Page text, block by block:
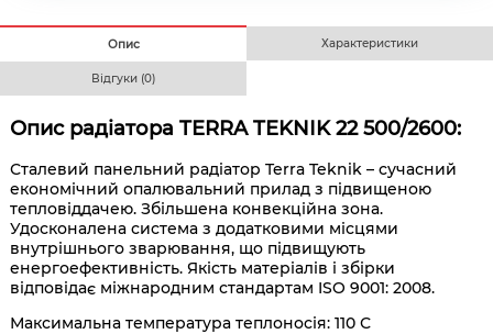
Опис Характеристики
Відгуки (0)
Опис радіатора TERRA TEKNIK 22 500/2600:
Сталевий панельний радіатор Terra Teknik – сучасний
економічний опалювальний прилад з підвищеною
тепловіддачею. Збільшена конвекційна зона.
Удосконалена система з додатковими місцями
внутрішнього зварювання, що підвищують
енергоефективність. Якість матеріалів і збірки
відповідає міжнародним стандартам ISO 9001: 2008.
Максимальна температура теплоносія: 110 С